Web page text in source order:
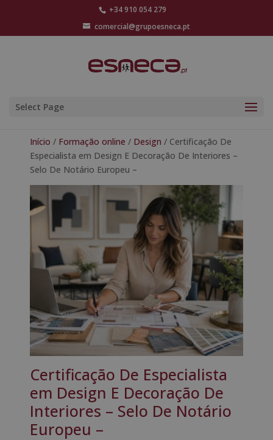
+34 910 054 279
comercial@grupoesneca.pt
Select Page
Início / Formação online / Design / Certificação De
Especialista em Design E Decoração De Interiores –
Selo De Notário Europeu –
Certificação De Especialista
em Design E Decoração De
Interiores – Selo De Notário
Europeu –